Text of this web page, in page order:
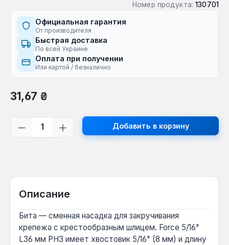
Номер продукта: 130701
Официальная гарантия
От производителя
Быстрая доставка
По всей Украине
Оплата при получении
Или картой / безналично
Обычная цена:
31,67 ₴
Количество продукта: введите
Добавить в корзину
Описание
Бита — сменная насадка для закручивания
крепежа с крестообразным шлицем. Force 5/16"
L36 мм PH3 имеет хвостовик 5/16" (8 мм) и длину